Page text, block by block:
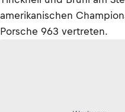
amerikanischen
Porsche 963 vertreten.